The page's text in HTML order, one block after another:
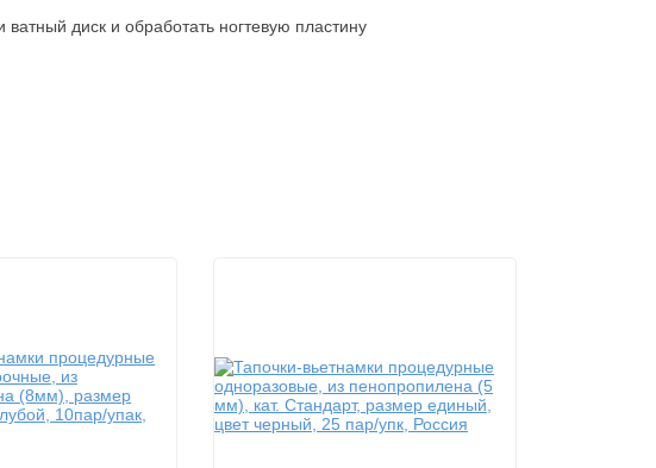
диск и обработать ногтевую пластину